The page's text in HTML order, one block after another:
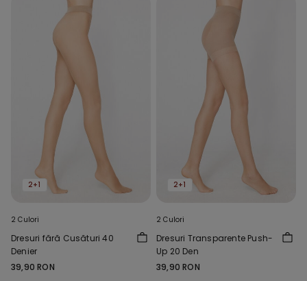
2+1
2 Culori
Dresuri fără Cusături 40
Denier
39,90 RON
2+1
2 Culori
Dresuri Transparente Push-
Up 20 Den
39,90 RON